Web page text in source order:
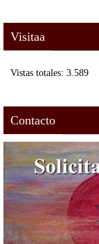
Visitaa
Vistas totales: 3.589
Contacto